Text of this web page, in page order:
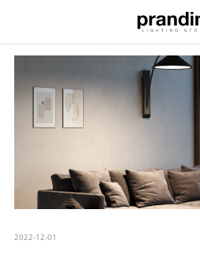
2022-12-01